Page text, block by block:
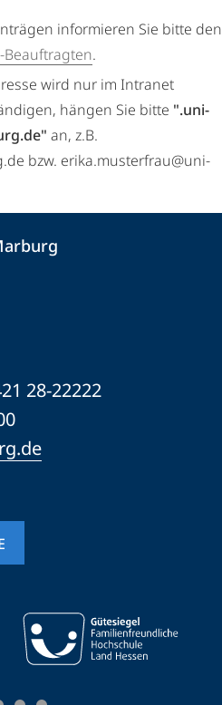
informieren Sie bitte den
Beauftragten.
wird nur im Intranet
hängen Sie bitte ".uni-
an, z.B.
bzw. erika.musterfrau@uni-
28-22222